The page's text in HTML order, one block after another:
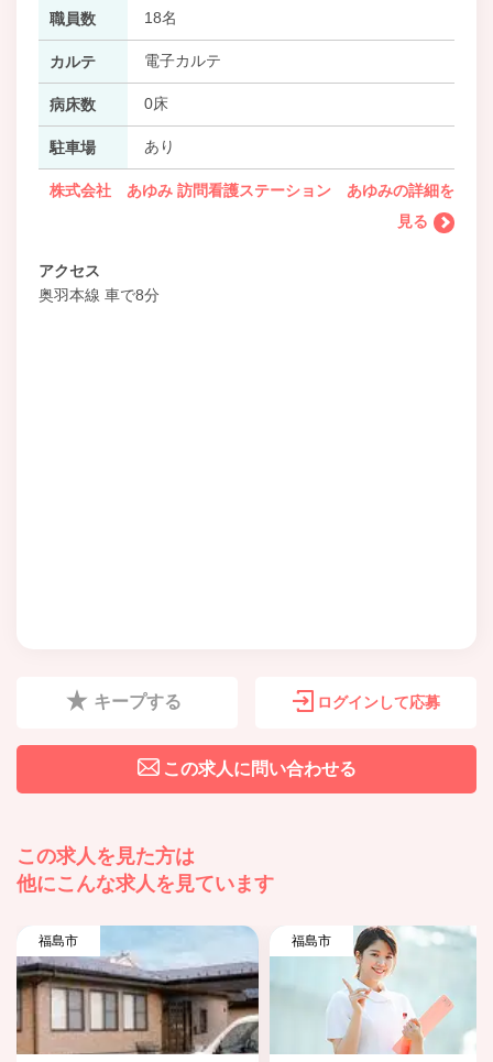
職員数 18名
カルテ 電子カルテ
病床数 0床
駐車場 あり
株式会社 あゆみ 訪問看護ステーション あゆみの詳細を
見る
アクセス
奥羽本線 車で8分
キープする ログインして応募
この求人に問い合わせる
この求人を見た方は
他にこんな求人を見ています
福島市 福島市